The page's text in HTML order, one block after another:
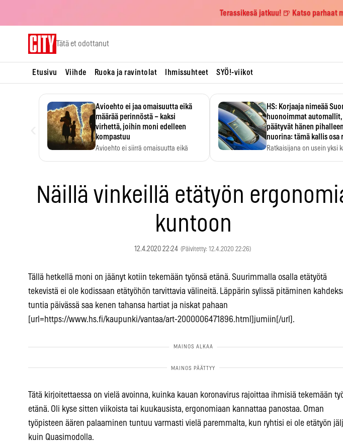
Terassikesä jatkuu! 🍺 Katso parhaat
Tätä et odottanut
Etusivu Viihde Ruoka ja ravintolat Ihmissuhteet SYÖ!-viikot
Avioehto ei jaa omaisuutta eikä
määrää perinnöstä – kaksi
virhettä, joihin moni edelleen
kompastuu
Avioehto ei siirrä omaisuutta eikä
HS: Korjaaja nimeää
huonoimmat
päätyvät hänen
nuorina: tämä kallis osa
Ratkaisijana on usein yksi
Näillä vinkeillä etätyön
kuntoon
12.4.2020 22:24 (Päivitetty: 12.4.2020 22:26)
Tällä hetkellä moni on jäänyt kotiin tekemään työnsä etänä. Suurimmalla osalla etätyötä
tekevistä ei ole kodissaan etätyöhön tarvittavia välineitä. Läppärin sylissä pitäminen
tuntia päivässä saa kenen tahansa hartiat ja niskat pahaan
[url=https://www.hs.fi/kaupunki/vantaa/art-2000006471896.html]jumiin[/url].
Tätä kirjoitettaessa on vielä avoinna, kuinka kauan koronavirus rajoittaa ihmisiä tekemään
etänä. Oli kyse sitten viikoista tai kuukausista, ergonomiaan kannattaa panostaa. Oman
työpisteen äären palaaminen tuntuu varmasti vielä paremmalta, kun ryhtisi ei ole etätyön
kuin Quasimodolla.